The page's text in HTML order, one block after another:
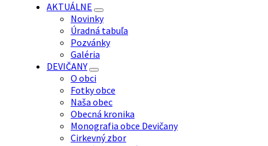
AKTUÁLNE
Novinky
Úradná tabuľa
Pozvánky
Galéria
DEVIČANY
O obci
Fotky obce
Naša obec
Obecná kronika
Monografia obce Devičany
Cirkevný zbor